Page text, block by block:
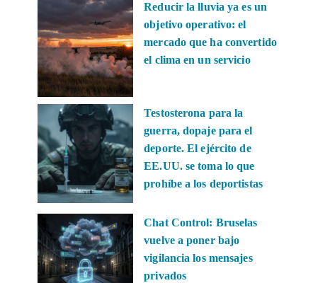
Reducir la lluvia ya es un
objetivo operativo: el
mercado que ha convertido
el clima en un servicio
Testosterona para la
guerra, dopaje para el
deporte. El ejército de
EE.UU. se toma lo que
prohíbe a los deportistas
Chat Control: Bruselas
vuelve a poner bajo
vigilancia los mensajes
privados